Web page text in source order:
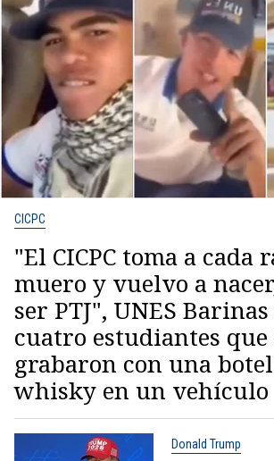
CICPC
"El CICPC toma a cada
muero y vuelvo a
ser PTJ", UNES
cuatro estudiantes que
grabaron con una
whisky en un vehículo
Donald Trump